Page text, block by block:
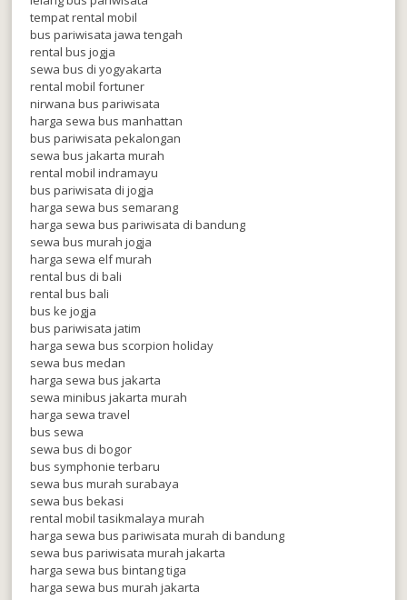
tempat rental mobil
bus pariwisata jawa tengah
rental bus jogja
sewa bus di yogyakarta
rental mobil fortuner
nirwana bus pariwisata
harga sewa bus manhattan
bus pariwisata pekalongan
sewa bus jakarta murah
rental mobil indramayu
bus pariwisata di jogja
harga sewa bus semarang
harga sewa bus pariwisata di bandung
sewa bus murah jogja
harga sewa elf murah
rental bus di bali
rental bus bali
bus ke jogja
bus pariwisata jatim
harga sewa bus scorpion holiday
sewa bus medan
harga sewa bus jakarta
sewa minibus jakarta murah
harga sewa travel
bus sewa
sewa bus di bogor
bus symphonie terbaru
sewa bus murah surabaya
sewa bus bekasi
rental mobil tasikmalaya murah
harga sewa bus pariwisata murah di bandung
sewa bus pariwisata murah jakarta
harga sewa bus bintang tiga
harga sewa bus murah jakarta